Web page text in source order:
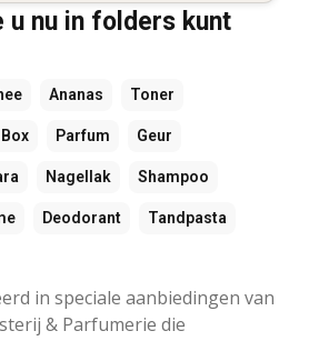
u nu in folders kunt
Ananas Toner
Box Parfum Geur
Nagellak Shampoo
Deodorant Tandpasta
in speciale aanbiedingen van
& Parfumerie die